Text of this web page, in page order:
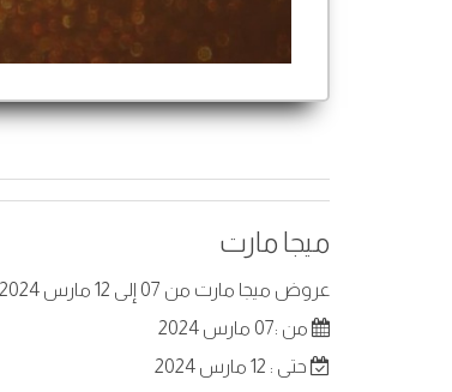
ميجا مارت
عروض ميجا مارت من 07 إلى 12 مارس 2024 في البحرين. أفضل العروض على عناصر مختارة.
من :07 مارس 2024
حتى : 12 مارس 2024